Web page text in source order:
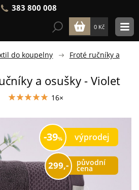
383 800 008
0 Kč
do koupelny
Froté ručníky a
a osušky - Violet
16×
výprodej
39
původní
cena
299,-